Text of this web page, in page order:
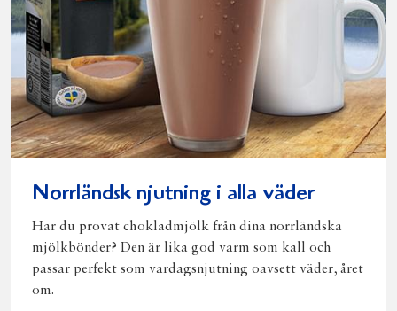
Norrländsk njutning i alla väder
Har du provat chokladmjölk från dina norrländska
mjölkbönder? Den är lika god varm som kall och
passar perfekt som vardagsnjutning oavsett väder, året
om.